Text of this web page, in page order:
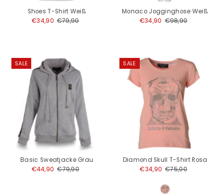
Shoes T-Shirt Weiß
Angebotspreis
€34,90 Regulärer
€79,90
Monaco Jogginghose Weiß
Angebotspreis
€34,90 Regulärer
€98,90
SALE
Basic Sweatjacke Grau
Angebotspreis
€44,90 Regulärer
€79,90
SALE
Diamond Skull T-Shirt Rosa
Angebotspreis
€34,90 Regulärer
€75,00